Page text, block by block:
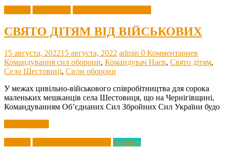
СВЯТО ДІТЯМ ВІД ВІЙСЬКОВИХ
15 августа, 202215 августа, 2022 admin 0 Комментариев
Командування сил оборони, Командувач Наєв, Свято дітям,
Село Шестовиці, Сили оборони
У межах цивільно-військового співробітництва для сорока
маленьких мешканців села Шестовиця, що на Чернігівщині,
Командуванням Об’єднаних Сил Збройних Сил України будо
Новини